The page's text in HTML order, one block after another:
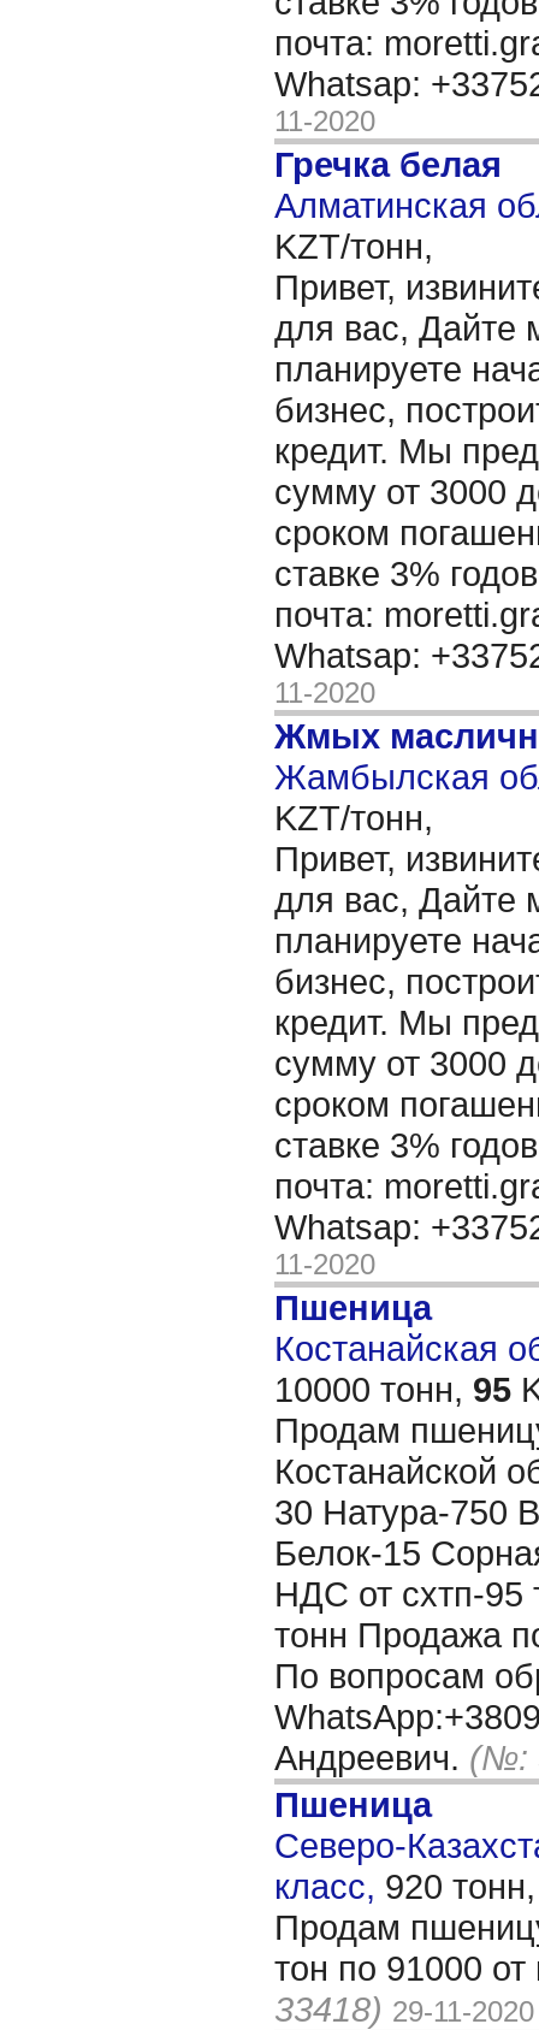
почта:
Whatsap:
11-2020
Гречка белая
Алматинская
KZT/тонн,
Привет,
для вас, Дайте
планируете
бизнес,
кредит. Мы
сумму от 3000
сроком
ставке 3%
почта:
Whatsap:
11-2020
Жмых
Жамбылская
KZT/тонн,
Привет,
для вас, Дайте
планируете
бизнес,
кредит. Мы
сумму от 3000
сроком
ставке 3%
почта:
Whatsap:
11-2020
Пшеница
Костанайская
10000 тонн, 95
Продам
Костанайской
30 Натура-750
Белок-15
НДС от схтп-95
тонн Продажа
По вопросам
Андреевич. (№:
Пшеница
Северо-
класс, 920
Продам
тон по 91000
33418) 29-11-2020